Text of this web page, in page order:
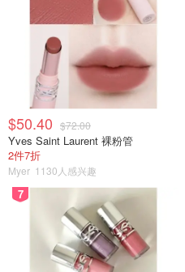
$50.40 $72.00
Yves Saint Laurent 裸粉管
2件7折
Myer 1130人感兴趣
7